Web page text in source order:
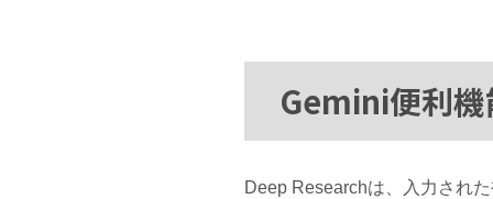
Gemini便利
Deep Researchは、入力され